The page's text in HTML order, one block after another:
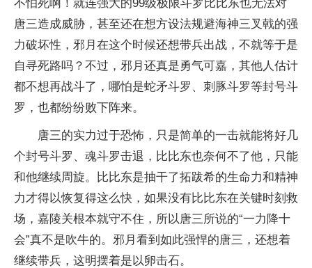
不怕死啊！就连强大的99级极限斗罗比比东也无法对
唐三造成威胁，甚至还在想方设法规避海神三叉戟的强
力破坏性，邪月在这个时候还想带兵出战，不就等于是
自寻死路吗？不过，邪月还真是勇气可嘉，其他人估计
都不想再战斗了，哪怕是蛇矛斗罗、刺豚斗罗等封号斗
罗，也都纷纷败下阵来。
唐三的实力过于恐怖，只是简单的一击就能将好几
个封号斗罗、魂斗罗击退，比比东也奈何不了他，只能
和他继续周旋。比比东是抽干了拓跋希的生命力和精神
力才得以恢复得这么快，如果没有比比东在关键时刻救
场，嘉陵关根本就守不住，所以唐三所说的“一力降十
会”真不是吹牛的。邪月看到如此强悍的唐三，还想着
继续带兵，这明摆着是以卵击石。